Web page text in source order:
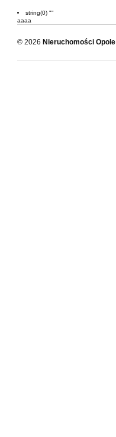
string(0) ""
aaaa
© 2026 Nieruchomości Opole